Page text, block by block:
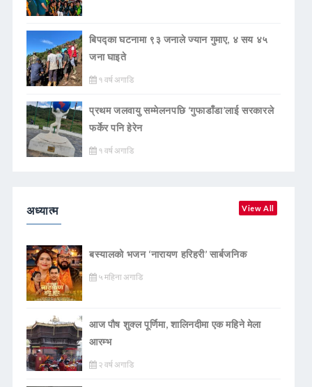
बिपद्का घटनामा ९३ जनाले ज्यान गुमाए, ४ सय ४५
जना घाइते
१ वर्ष अगाडि
प्रथम जलवायु सम्मेलनपछि ‘गुफाडाँडा’लाई सरकारले
फर्केर पनि हेरेन
१ वर्ष अगाडि
अध्यात्म View All
बस्यालको भजन ‘नारायण हरिहरी’ सार्बजनिक
५ महिना अगाडि
आज पौष शुक्ल पूर्णिमा, शालिनदीमा एक महिने मेला
आरम्भ
२ वर्ष अगाडि